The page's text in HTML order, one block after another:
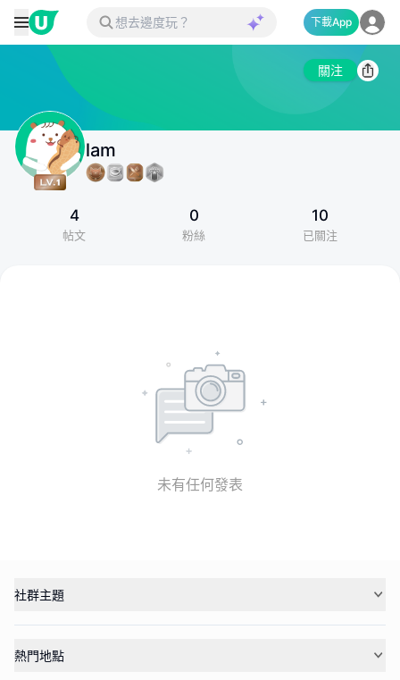
下載App
關注
lam
4
帖文
0
粉絲
10
已關注
未有任何發表
社群主題
熱門地點